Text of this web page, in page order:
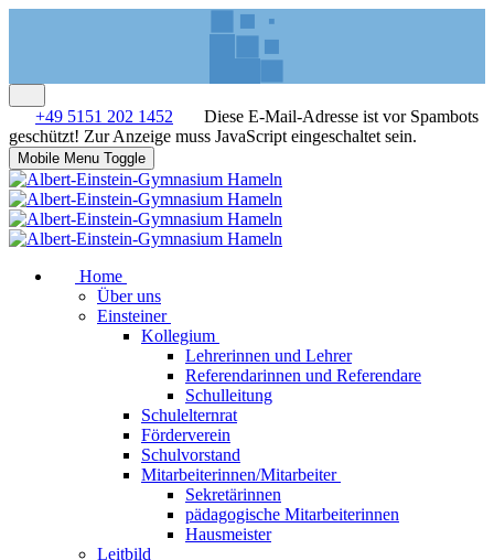
+49 5151 202 1452
Diese E-Mail-Adresse ist vor Spambots
geschützt! Zur Anzeige muss JavaScript eingeschaltet sein.
Mobile Menu Toggle
Home
Über uns
Einsteiner
Kollegium
Lehrerinnen und Lehrer
Referendarinnen und Referendare
Schulleitung
Schulelternrat
Förderverein
Schulvorstand
Mitarbeiterinnen/Mitarbeiter
Sekretärinnen
pädagogische Mitarbeiterinnen
Hausmeister
Leitbild